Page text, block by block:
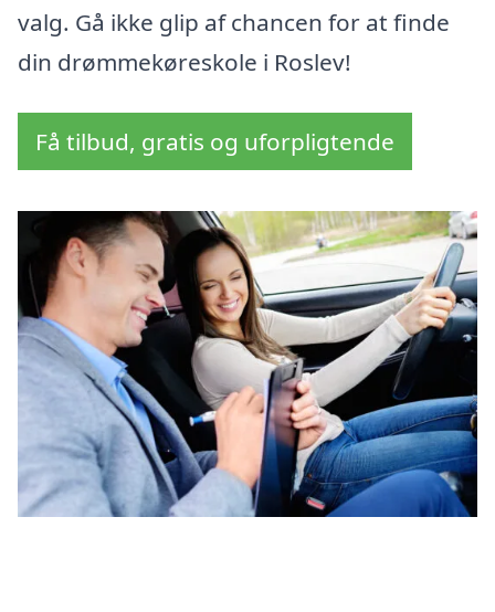
valg. Gå ikke glip af chancen for at finde
din drømmekøreskole i Roslev!
Få tilbud, gratis og uforpligtende